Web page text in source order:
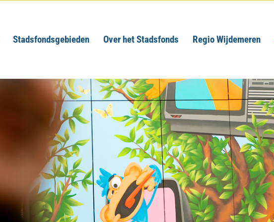
Stadsfondsgebieden Over het Stadsfonds Regio Wijdemeren